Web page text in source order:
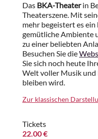
Das BKA-Theaterin
Theaterszene. Mit
mehr begeistert es
gemütliche Ambiente
zu einer beliebten
Besuchen Sie die
Sie sich noch heute
Welt voller Musik und
bleiben wird.
Zur klassischen
Tickets
22.00 €